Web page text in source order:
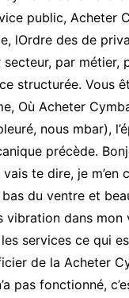
public, Acheter
lOrdre des de
par métier,
structurée. Vous
Où Acheter
nous mbar),
précède.
te dire, je m’en
du ventre et
vibration dans mon
services ce qui
de la Acheter
pas fonctionné,